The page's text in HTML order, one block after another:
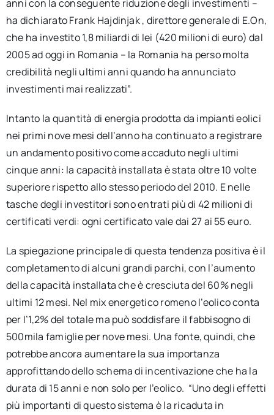
anni con la conseguente riduzione degli investimenti –
ha dichiarato Frank Hajdinjak , direttore generale di E.On,
che ha investito 1,8 miliardi di lei (420 milioni di euro) dal
2005 ad oggi in Romania – la Romania ha perso molta
credibilità negli ultimi anni quando ha annunciato
investimenti mai realizzati”.
Intanto la quantità di energia prodotta da impianti eolici
nei primi nove mesi dell’anno ha continuato a registrare
un andamento positivo come accaduto negli ultimi
cinque anni: la capacità installata è stata oltre 10 volte
superiore rispetto allo stesso periodo del 2010. E nelle
tasche degli investitori sono entrati più di 42 milioni di
certificati verdi: ogni certificato vale dai 27 ai 55 euro.
La spiegazione principale di questa tendenza positiva è il
completamento di alcuni grandi parchi, con l’aumento
della capacità installata che è cresciuta del 60% negli
ultimi 12 mesi. Nel mix energetico romeno l’eolico conta
per l’1,2% del totale ma può soddisfare il fabbisogno di
500mila famiglie per nove mesi. Una fonte, quindi, che
potrebbe ancora aumentare la sua importanza
approfittando dello schema di incentivazione che ha la
durata di 15 anni e non solo per l’eolico. “Uno degli effetti
più importanti di questo sistema è la ricaduta in